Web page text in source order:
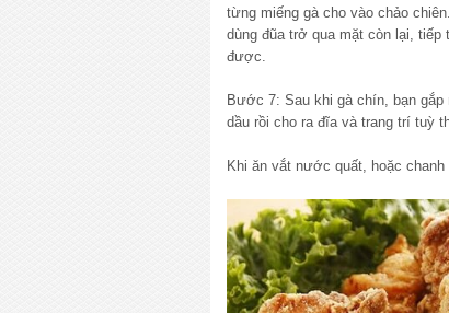
từng miếng gà cho vào chảo
dùng đũa trở qua mặt còn lại, tiếp
được.
Bước 7: Sau khi gà chín, bạn
dầu rồi cho ra đĩa và trang trí tuỳ
Khi ăn vắt nước quất, hoặc chanh